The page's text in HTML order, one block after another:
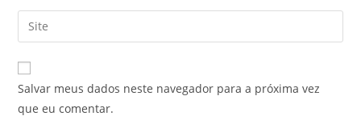
de
usuário
para
comentar
endereço
de
mail
para
comentar
Digite
o
URL
do
site
Salvar meus dados neste navegador para a próxima vez
que eu comentar.